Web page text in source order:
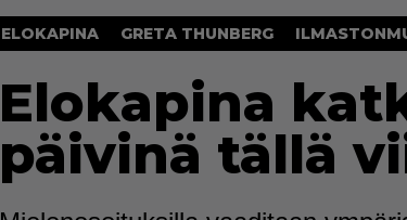
ELOKAPINA GRETA THUNBERG
Elokapina
päivinä tällä